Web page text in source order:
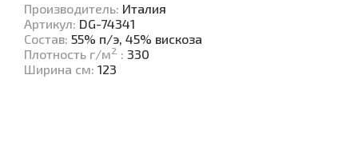
Производитель: Италия
Артикул: DG-74341
Состав: 55% п/э, 45% вискоза
Плотность г/м2 : 330
Ширина см: 123